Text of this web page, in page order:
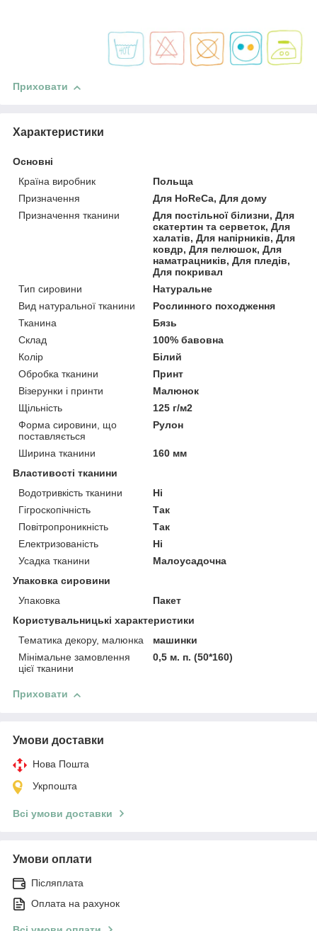
Приховати
Характеристики
Основні
Країна виробник
Польща
Призначення
Для HoReCa, Для дому
Призначення тканини
Для постільної білизни, Для
скатертин та серветок, Для
халатів, Для напірників, Для
ковдр, Для пелюшок, Для
наматрацників, Для пледів,
Для покривал
Тип сировини
Натуральне
Вид натуральної тканини
Рослинного походження
Тканина
Бязь
Склад
100% бавовна
Колір
Білий
Обробка тканини
Принт
Візерунки і принти
Малюнок
Щільність
125 г/м2
Форма сировини, що
поставляється
Рулон
Ширина тканини
160 мм
Властивості тканини
Водотривкість тканини
Ні
Гігроскопічність
Так
Повітропроникність
Так
Електризованість
Ні
Усадка тканини
Малоусадочна
Упаковка сировини
Упаковка
Пакет
Користувальницькі характеристики
Тематика декору, малюнка
машинки
Мінімальне замовлення
цієї тканини
0,5 м. п. (50*160)
Приховати
Умови доставки
Нова Пошта
Укрпошта
Всі умови доставки
Умови оплати
Післяплата
Оплата на рахунок